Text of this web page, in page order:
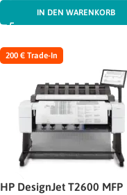
IN DEN WARENKORB
200 € Trade-In
HP DesignJet T2600 MFP